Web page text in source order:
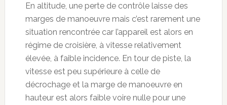
En altitude, une perte de contrôle laisse des
marges de manoeuvre mais c’est rarement une
situation rencontrée car l’appareil est alors en
régime de croisière, à vitesse relativement
élevée, à faible incidence. En tour de piste, la
vitesse est peu supérieure à celle de
décrochage et la marge de manoeuvre en
hauteur est alors faible voire nulle pour une